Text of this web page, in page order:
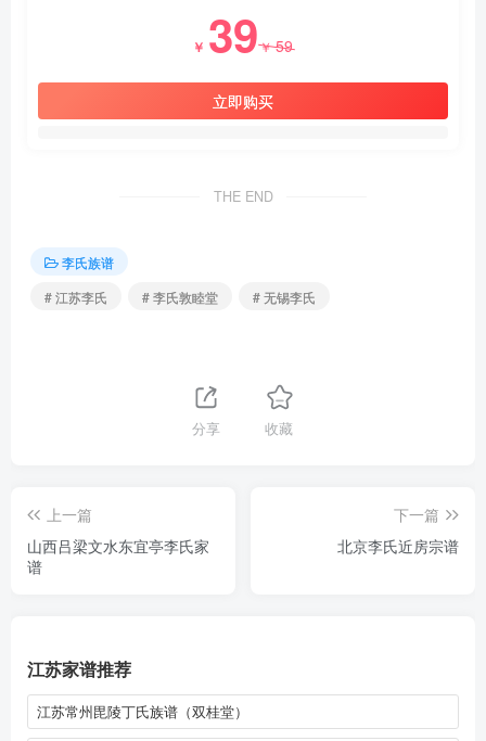
￥ 39￥59
立即购买
THE END
李氏族谱
# 江苏李氏
# 李氏敦睦堂 # 无锡李氏
分享 收藏
上一篇
山西吕梁文水东宜亭李氏家
谱
下一篇
北京李氏近房宗谱
江苏家谱推荐
江苏常州毘陵丁氏族谱（双桂堂）